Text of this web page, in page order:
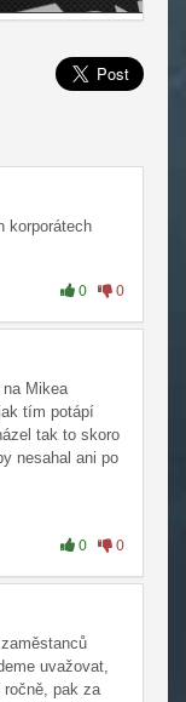
korporátech
0 0
Mikea
tím potápí
tak to skoro
nesahal ani po
0 0
uvažovat,
pak za